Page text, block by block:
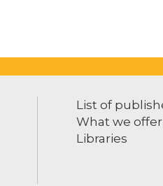
List of
What we
Libraries